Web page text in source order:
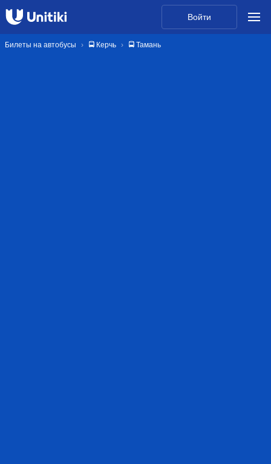
Войти
Билеты на автобусы 🚍 Керчь 🚍 Тамань